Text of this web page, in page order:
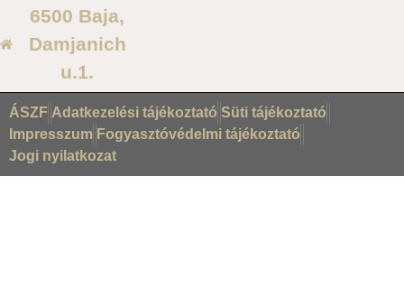
6500 Baja,
Damjanich
u.1.
ÁSZF Adatkezelési tájékoztató Süti tájékoztató
Impresszum Fogyasztóvédelmi tájékoztató
Jogi nyilatkozat